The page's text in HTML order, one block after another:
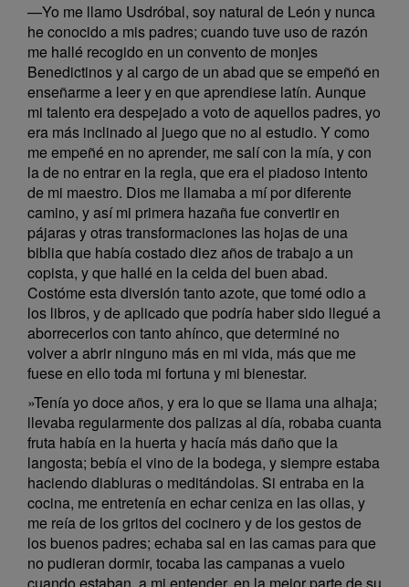
—Yo me llamo Usdróbal, soy natural de León y nunca
he conocido a mis padres; cuando tuve uso de razón
me hallé recogido en un convento de monjes
Benedictinos y al cargo de un abad que se empeñó en
enseñarme a leer y en que aprendiese latín. Aunque
mi talento era despejado a voto de aquellos padres, yo
era más inclinado al juego que no al estudio. Y como
me empeñé en no aprender, me salí con la mía, y con
la de no entrar en la regla, que era el piadoso intento
de mi maestro. Dios me llamaba a mí por diferente
camino, y así mi primera hazaña fue convertir en
pájaras y otras transformaciones las hojas de una
biblia que había costado diez años de trabajo a un
copista, y que hallé en la celda del buen abad.
Costóme esta diversión tanto azote, que tomé odio a
los libros, y de aplicado que podría haber sido llegué a
aborrecerlos con tanto ahínco, que determiné no
volver a abrir ninguno más en mi vida, más que me
fuese en ello toda mi fortuna y mi bienestar.
»Tenía yo doce años, y era lo que se llama una alhaja;
llevaba regularmente dos palizas al día, robaba cuanta
fruta había en la huerta y hacía más daño que la
langosta; bebía el vino de la bodega, y siempre estaba
haciendo diabluras o meditándolas. Si entraba en la
cocina, me entretenía en echar ceniza en las ollas, y
me reía de los gritos del cocinero y de los gestos de
los buenos padres; echaba sal en las camas para que
no pudieran dormir, tocaba las campanas a vuelo